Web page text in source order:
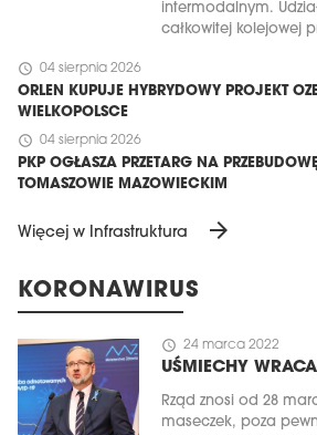
intermodalnym.
całkowitej kolejowej
schedule 04 sierpnia 2026
ORLEN KUPUJE HYBRYDOWY PROJEKT
WIELKOPOLSCE
schedule 04 sierpnia 2026
PKP OGŁASZA PRZETARG NA
TOMASZOWIE MAZOWIECKIM
Więcej w Infrastruktura arrow_forward
KORONAWIRUS
schedule 24 marca 2022
UŚMIECHY
Rząd znosi od 28
maseczek, poza